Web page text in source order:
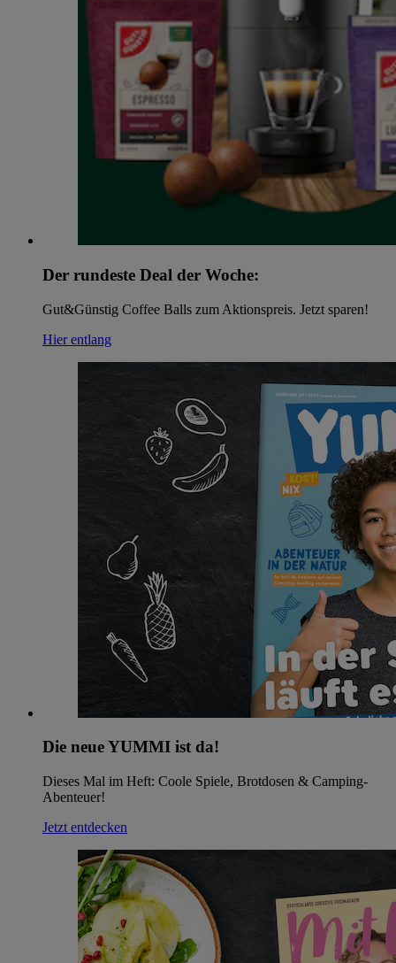
Der rundeste Deal der Woche:
Gut&Günstig Coffee Balls zum Aktionspreis. Jetzt sparen!
Hier entlang
Die neue YUMMI ist da!
Dieses Mal im Heft: Coole Spiele, Brotdosen & Camping-
Abenteuer!
Jetzt entdecken